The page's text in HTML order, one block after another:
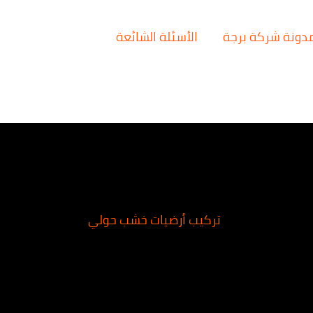
شركة برجة الأسئلة الشائعة
تركيب أرضيات خشب حولي